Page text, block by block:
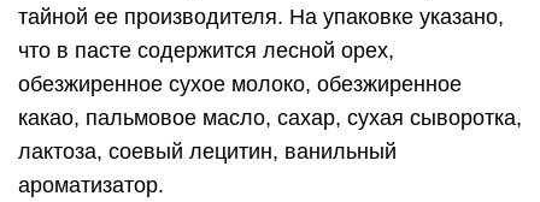
тайной ее производителя. На упаковке указано,
что в пасте содержится лесной орех,
обезжиренное сухое молоко, обезжиренное
какао, пальмовое масло, сахар, сухая сыворотка,
лактоза, соевый лецитин, ванильный
ароматизатор.